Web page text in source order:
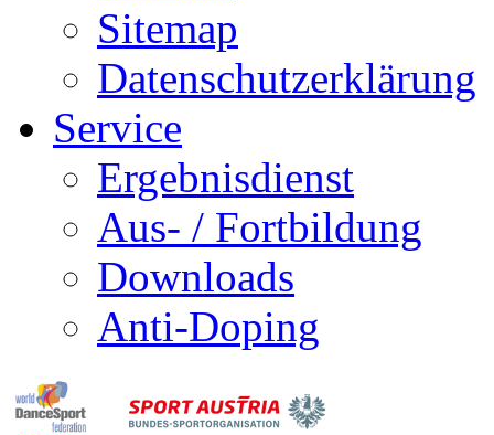
Sitemap
Datenschutzerklärung
Service
Ergebnisdienst
Aus- / Fortbildung
Downloads
Anti-Doping